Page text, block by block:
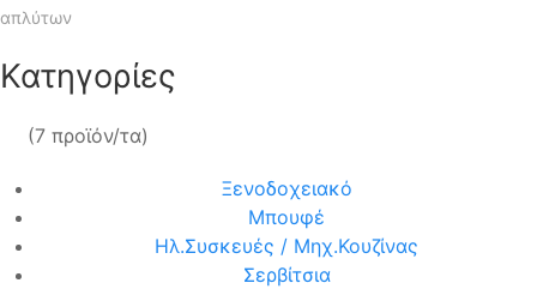
απλύτων
Κατηγορίες
(7 προϊόν/τα)
Ξενοδοχειακό
Μπουφέ
Ηλ.Συσκευές / Μηχ.Κουζίνας
Σερβίτσια